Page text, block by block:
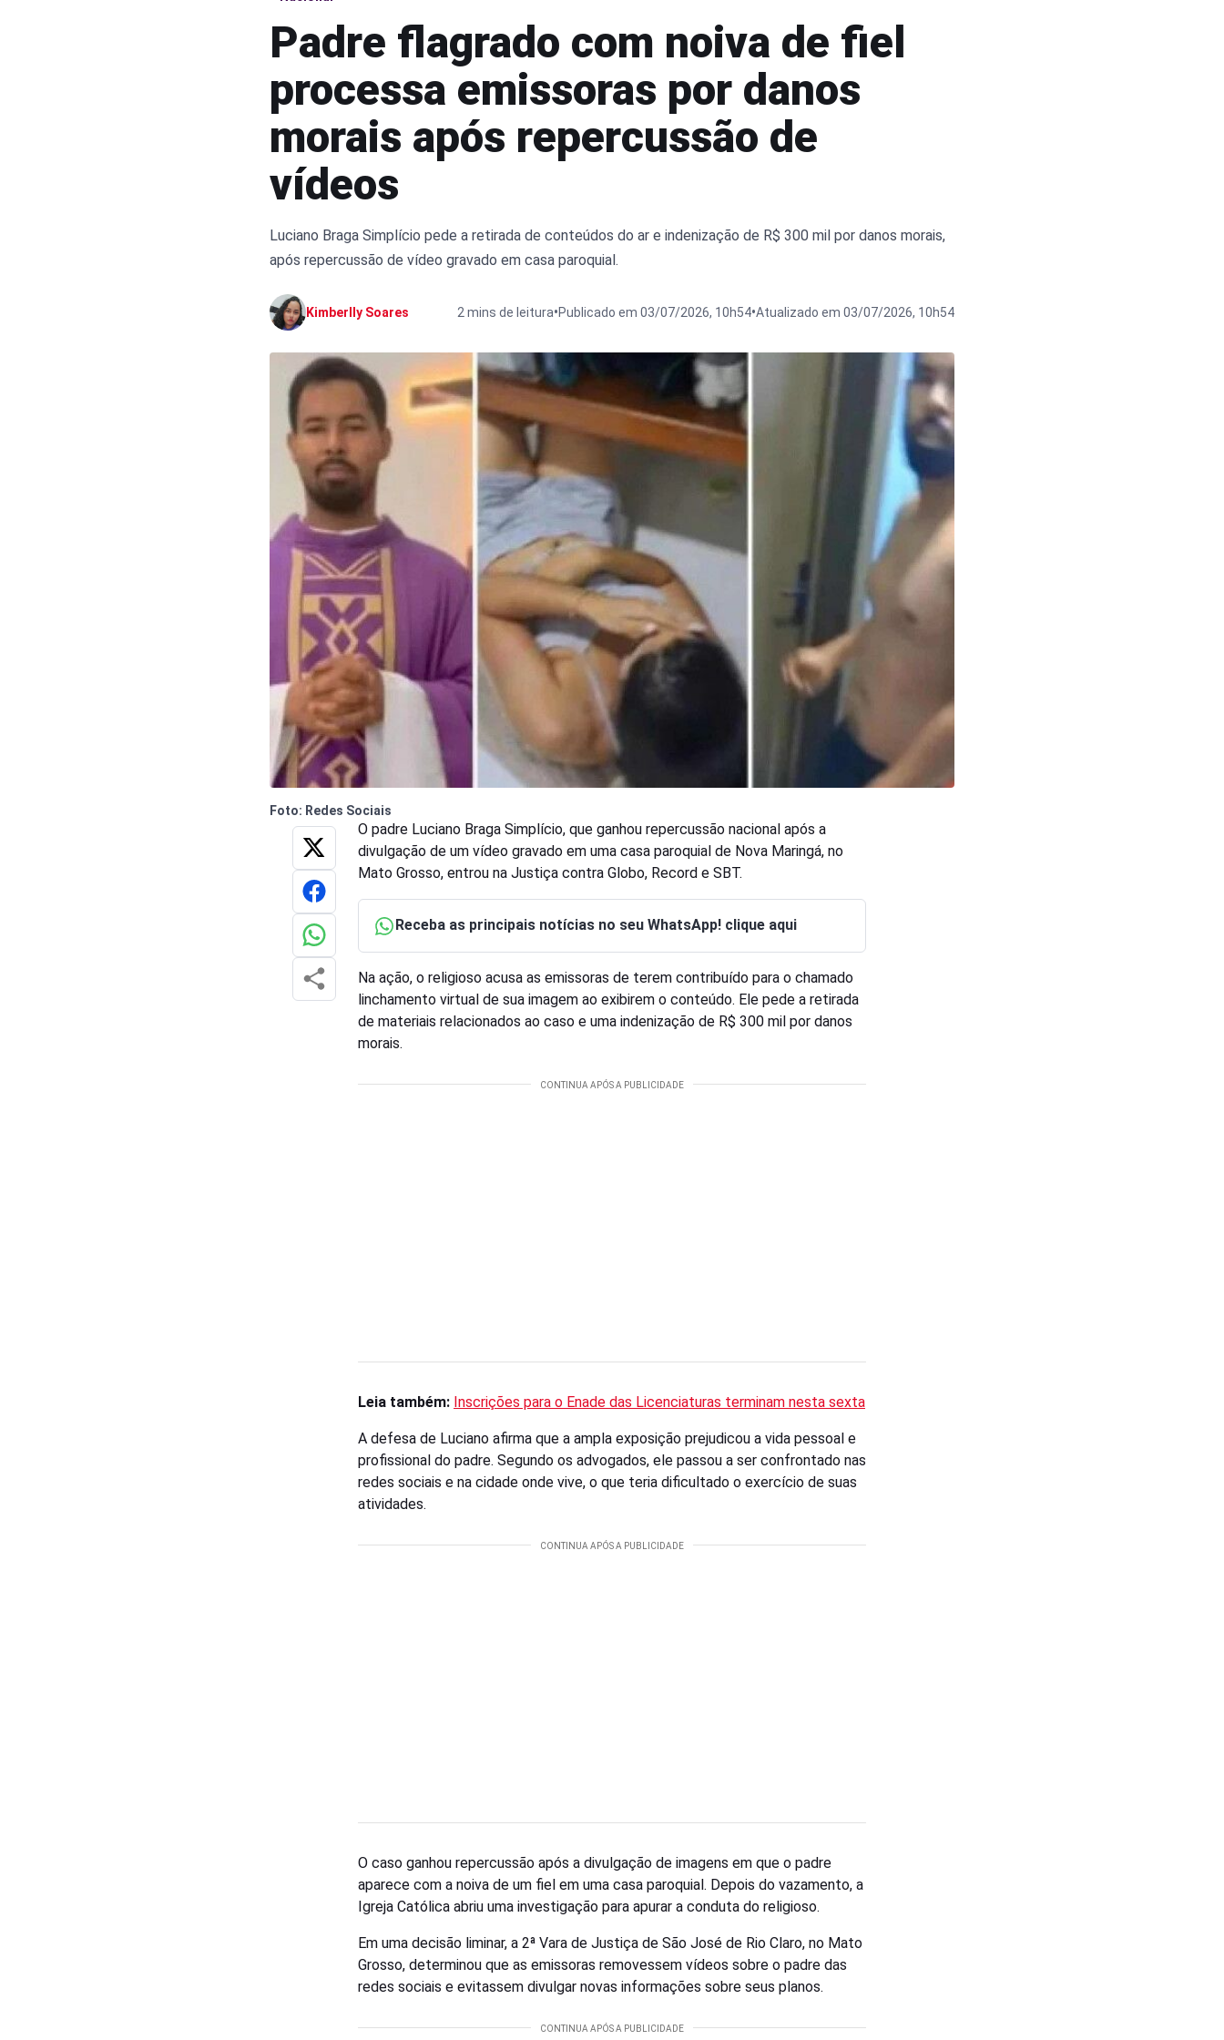
Padre flagrado com noiva de fiel
processa emissoras por danos
morais após repercussão de
vídeos
Luciano Braga Simplício pede a retirada de conteúdos do ar e indenização de R$ 300 mil por danos morais,
após repercussão de vídeo gravado em casa paroquial.
Kimberlly Soares 2 mins de leitura•Publicado em 03/07/2026, 10h54•Atualizado em 03/07/2026, 10h54
Foto: Redes Sociais
O padre Luciano Braga Simplício, que ganhou repercussão nacional após a
divulgação de um vídeo gravado em uma casa paroquial de Nova Maringá, no
Mato Grosso, entrou na Justiça contra Globo, Record e SBT.
Receba as principais notícias no seu WhatsApp! clique aqui
Na ação, o religioso acusa as emissoras de terem contribuído para o chamado
linchamento virtual de sua imagem ao exibirem o conteúdo. Ele pede a retirada
de materiais relacionados ao caso e uma indenização de R$ 300 mil por danos
morais.
Leia também: Inscrições para o Enade das Licenciaturas terminam nesta sexta
A defesa de Luciano afirma que a ampla exposição prejudicou a vida pessoal e
profissional do padre. Segundo os advogados, ele passou a ser confrontado nas
redes sociais e na cidade onde vive, o que teria dificultado o exercício de suas
atividades.
O caso ganhou repercussão após a divulgação de imagens em que o padre
aparece com a noiva de um fiel em uma casa paroquial. Depois do vazamento, a
Igreja Católica abriu uma investigação para apurar a conduta do religioso.
Em uma decisão liminar, a 2ª Vara de Justiça de São José de Rio Claro, no Mato
Grosso, determinou que as emissoras removessem vídeos sobre o padre das
redes sociais e evitassem divulgar novas informações sobre seus planos.